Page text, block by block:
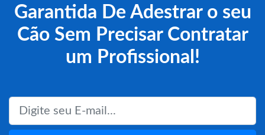
Garantida De Adestrar o seu
Cão Sem Precisar Contratar
um Profissional!